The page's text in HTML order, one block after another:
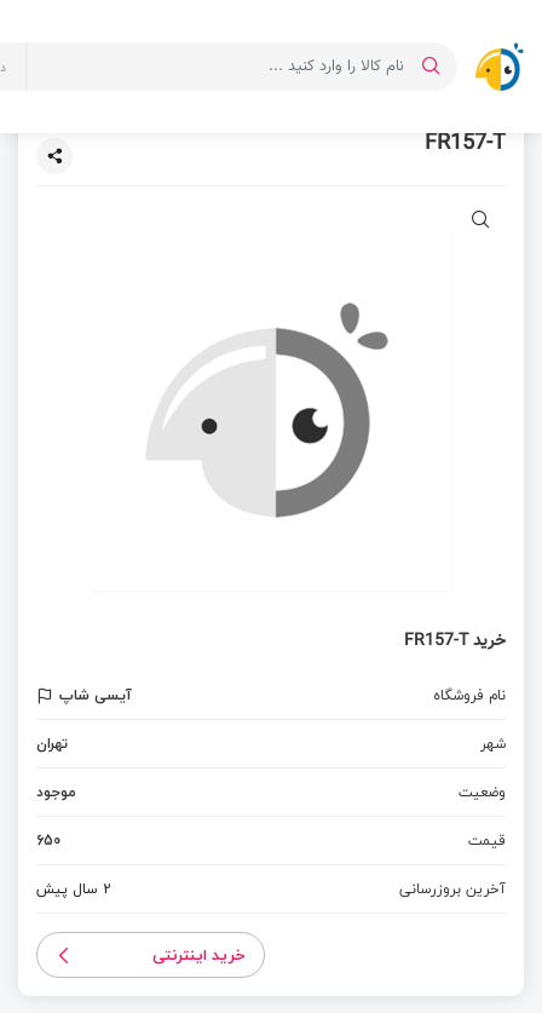
FR157-T
خرید FR157-T
نام فروشگاه
آیسی شاپ
شهر
تهران
وضعیت
موجود
قیمت
650
آخرین بروزرسانی
2 سال پیش
خرید اینترنتی